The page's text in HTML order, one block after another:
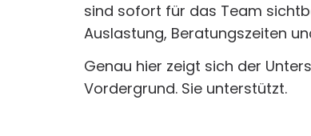
sind sofort für das Team
Auslastung, Beratungszeiten
Genau hier zeigt sich der
Vordergrund. Sie unterstützt.